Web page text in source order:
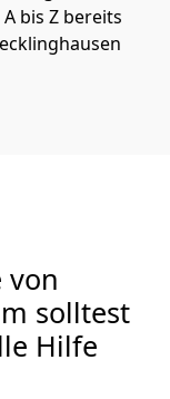
bis Z bereits
von
solltest
Hilfe